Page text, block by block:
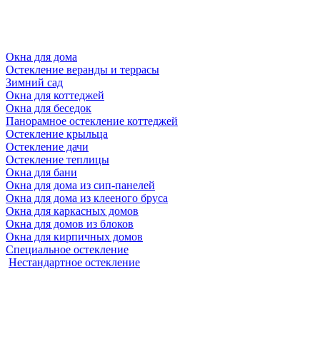
Окна для дома
Остекление веранды и террасы
Зимний сад
Окна для коттеджей
Окна для беседок
Панорамное остекление коттеджей
Остекление крыльца
Остекление дачи
Остекление теплицы
Окна для бани
Окна для дома из сип-панелей
Окна для дома из клееного бруса
Окна для каркасных домов
Окна для домов из блоков
Окна для кирпичных домов
Специальное остекление
Нестандартное остекление